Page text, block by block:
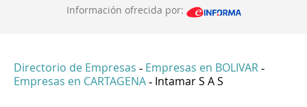
Información ofrecida por:
Directorio de Empresas - Empresas en BOLIVAR -
Empresas en CARTAGENA - Intamar S A S